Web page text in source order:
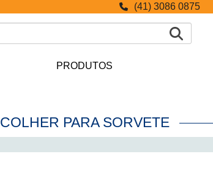
(41) 3086 0875
PRODUTOS
COLHER PARA SORVETE